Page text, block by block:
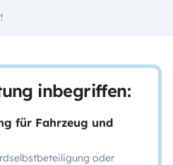
inbegriffen:
für Fahrzeug und
oder